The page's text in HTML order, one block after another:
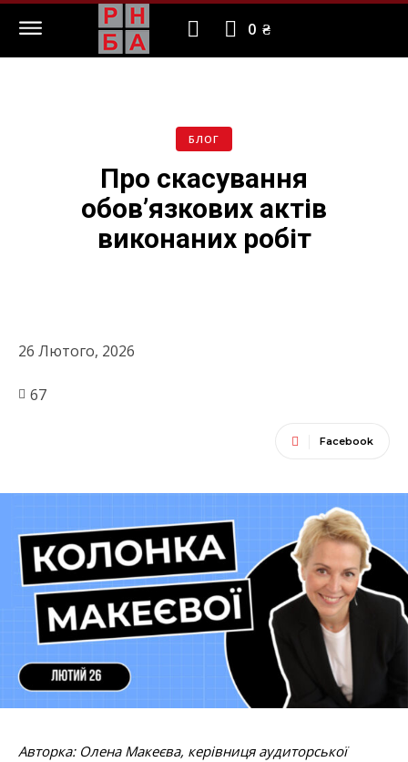
0 ₴
БЛОГ
Про скасування
обов’язкових актів
виконаних робіт
26 Лютого, 2026
67
Facebook
Авторка: Олена Макеєва, керівниця аудиторської